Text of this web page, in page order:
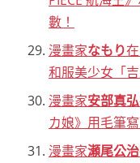
數！
漫畫家なもり
和服美少女「吉
漫畫家安部真弘
カ娘》用毛筆
漫畫家瀬尾公治